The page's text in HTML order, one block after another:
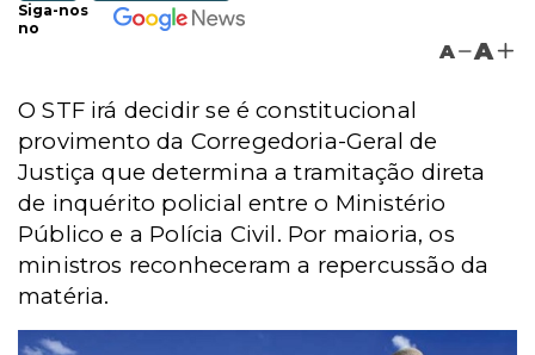
Siga-nos
no
A A
O STF irá decidir se é constitucional
provimento da Corregedoria-Geral de
Justiça que determina a tramitação direta
de inquérito policial entre o Ministério
Público e a Polícia Civil. Por maioria, os
ministros reconheceram a repercussão da
matéria.